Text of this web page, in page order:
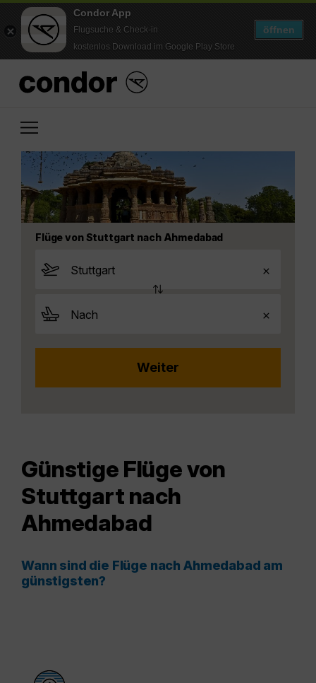
Condor App
Flugsuche & Check-in
kostenlos Download im Google Play Store
öffnen
Flüge von Stuttgart nach Ahmedabad
Günstige Flüge von
Stuttgart nach
Ahmedabad
Wann sind die Flüge nach Ahmedabad am
günstigsten?